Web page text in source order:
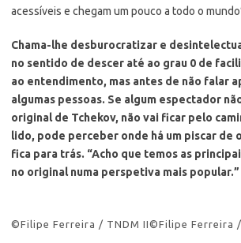
acessíveis e chegam um pouco a todo o
Chama-lhe desburocratizar e
no sentido de descer até ao grau 0 de
ao entendimento, mas antes de não falar
algumas pessoas. Se algum espectador
original de Tchekov, não vai ficar pelo
lido, pode perceber onde há um piscar de
fica para trás. “Acho que temos as
no original numa perspetiva mais popular.”
©Filipe Ferreira / TNDM II©Filipe Ferreira /